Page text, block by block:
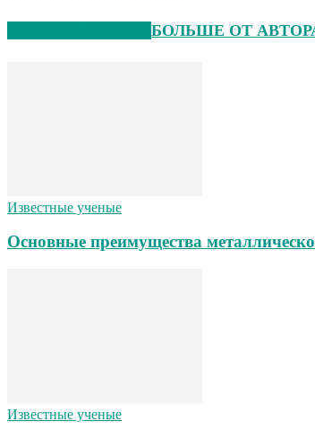
БОЛЬШЕ ОТ
Известные ученые
Основные преимущества
Известные ученые